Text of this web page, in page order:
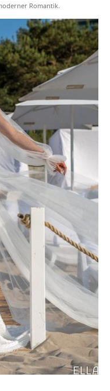
Romantik.